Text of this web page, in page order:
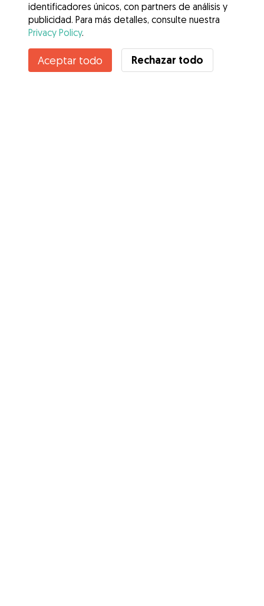
Contacta con Zoraida del carmen
¿Conoces los Beneficios de Gudog? Ver más
identificadores únicos, con partners de análisis y
publicidad. Para más detalles, consulte nuestra
Privacy Policy.
Aceptar todo Rechazar todo